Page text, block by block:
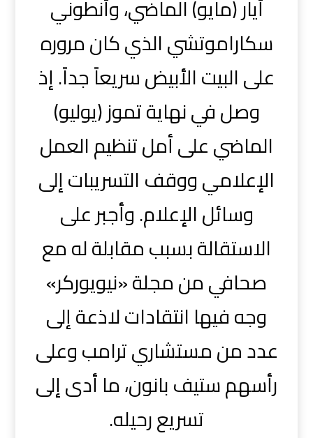
أيار (مايو) الماضي، وأنطوني
سكاراموتشي الذي كان مروره
على البيت الأبيض سريعاً جداً. إذ
وصل في نهاية تموز (يوليو)
الماضي على أمل تنظيم العمل
الإعلامي ووقف التسريبات إلى
وسائل الإعلام. وأجبر على
الاستقالة بسبب مقابلة له مع
صحافي من مجلة «نيويوركر»
وجه فيها انتقادات لاذعة إلى
عدد من مستشاري ترامب وعلى
رأسهم ستيف بانون، ما أدى إلى
تسريع رحيله.